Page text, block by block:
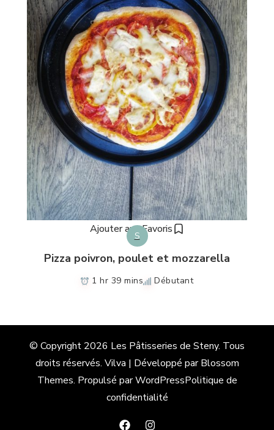
Ajouter aux Favoris
S
Pizza poivron, poulet et mozzarella
1 hr 39 mins Débutant
© Copyright 2026 Les Pâtisseries de Steny. Tous
droits réservés. Vilva | Développé parBlossom
Themes. Propulsé parWordPressPolitique de
confidentialité